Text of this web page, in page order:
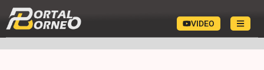
VIDEO